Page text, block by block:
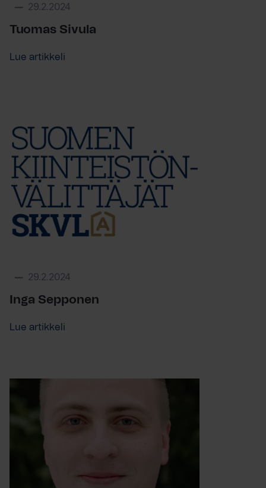
29.2.2024
Tuomas Sivula
Lue artikkeli
29.2.2024
Inga Sepponen
Lue artikkeli